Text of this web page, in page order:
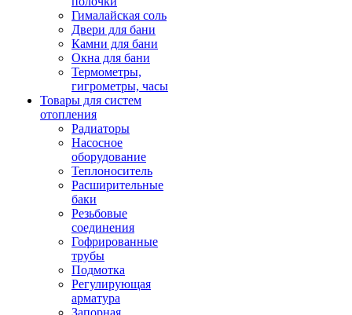
Гималайская соль
Двери для бани
Камни для бани
Окна для бани
Термометры,
гигрометры, часы
Товары для систем
отопления
Радиаторы
Насосное
оборудование
Теплоноситель
Расширительные
баки
Резьбовые
соединения
Гофрированные
трубы
Подмотка
Регулирующая
арматура
Запорная